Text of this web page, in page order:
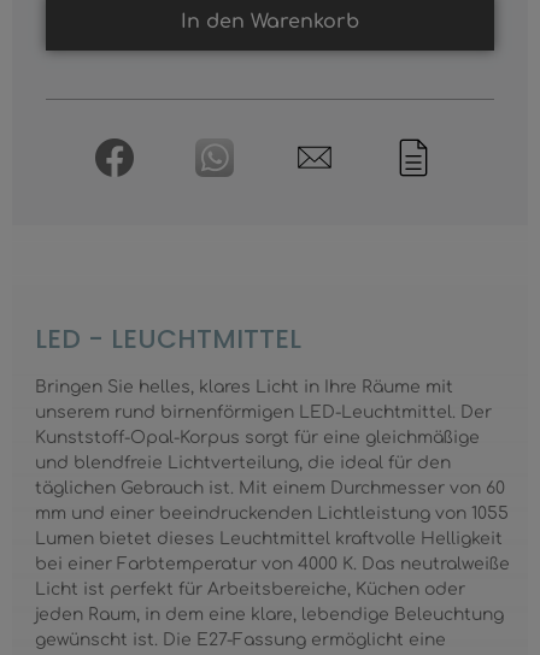
In den Warenkorb
LED - LEUCHTMITTEL
Bringen Sie helles, klares Licht in Ihre Räume mit
unserem rund birnenförmigen LED-Leuchtmittel. Der
Kunststoff-Opal-Korpus sorgt für eine gleichmäßige
und blendfreie Lichtverteilung, die ideal für den
täglichen Gebrauch ist. Mit einem Durchmesser von 60
mm und einer beeindruckenden Lichtleistung von 1055
Lumen bietet dieses Leuchtmittel kraftvolle Helligkeit
bei einer Farbtemperatur von 4000 K. Das neutralweiße
Licht ist perfekt für Arbeitsbereiche, Küchen oder
jeden Raum, in dem eine klare, lebendige Beleuchtung
gewünscht ist. Die E27-Fassung ermöglicht eine